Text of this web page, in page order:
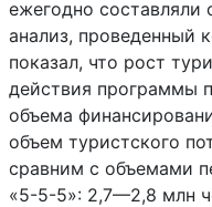
ежегодно
анализ, проведенный
показал, что рост
действия программы
объема
объем туристского
сравним с объемами
«5-5-5»: 2,7—2,8 млн